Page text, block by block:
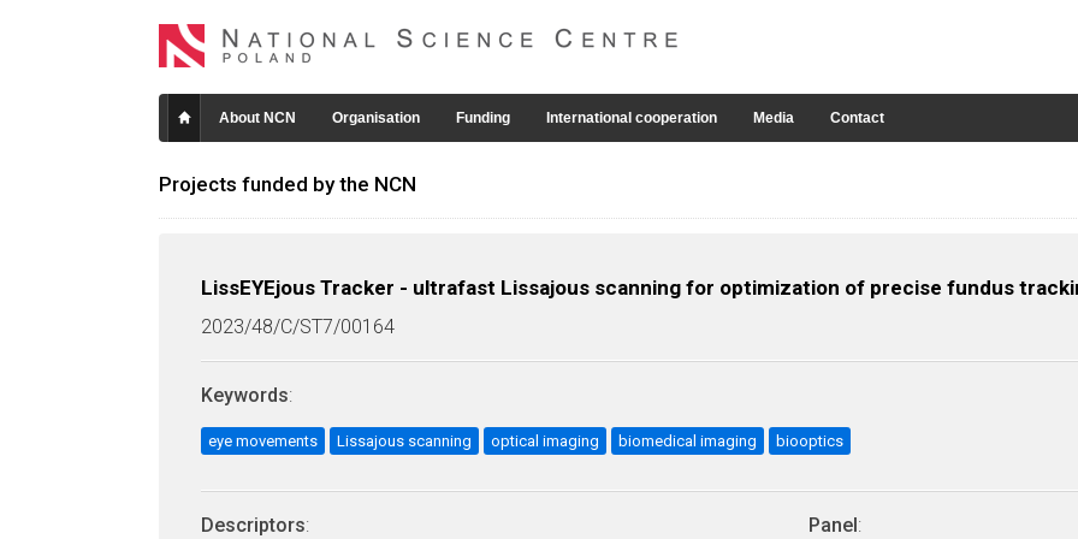
About NCN Organisation Funding International cooperation Media Contact
Projects funded by the NCN
LissEYEjous Tracker - ultrafast Lissajous scanning for optimization of precise fundus
2023/48/C/ST7/00164
Keywords:
eye movements Lissajous scanning optical imaging biomedical imaging biooptics
Descriptors: Panel: